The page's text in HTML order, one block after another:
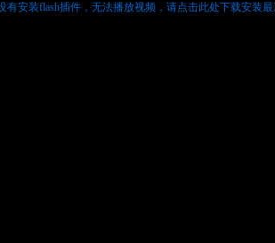
有安装flash插件，无法播放视频， 请点击此处下载安装